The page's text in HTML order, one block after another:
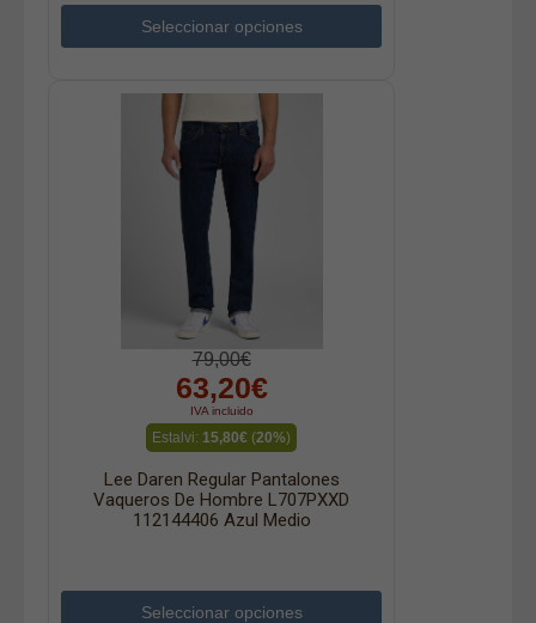
Seleccionar opciones
79,00€
63,20€
IVA incluido
Estalvi: 15,80€ (20%)
Lee Daren Regular Pantalones
Vaqueros De Hombre L707PXXD
112144406 Azul Medio
Seleccionar opciones